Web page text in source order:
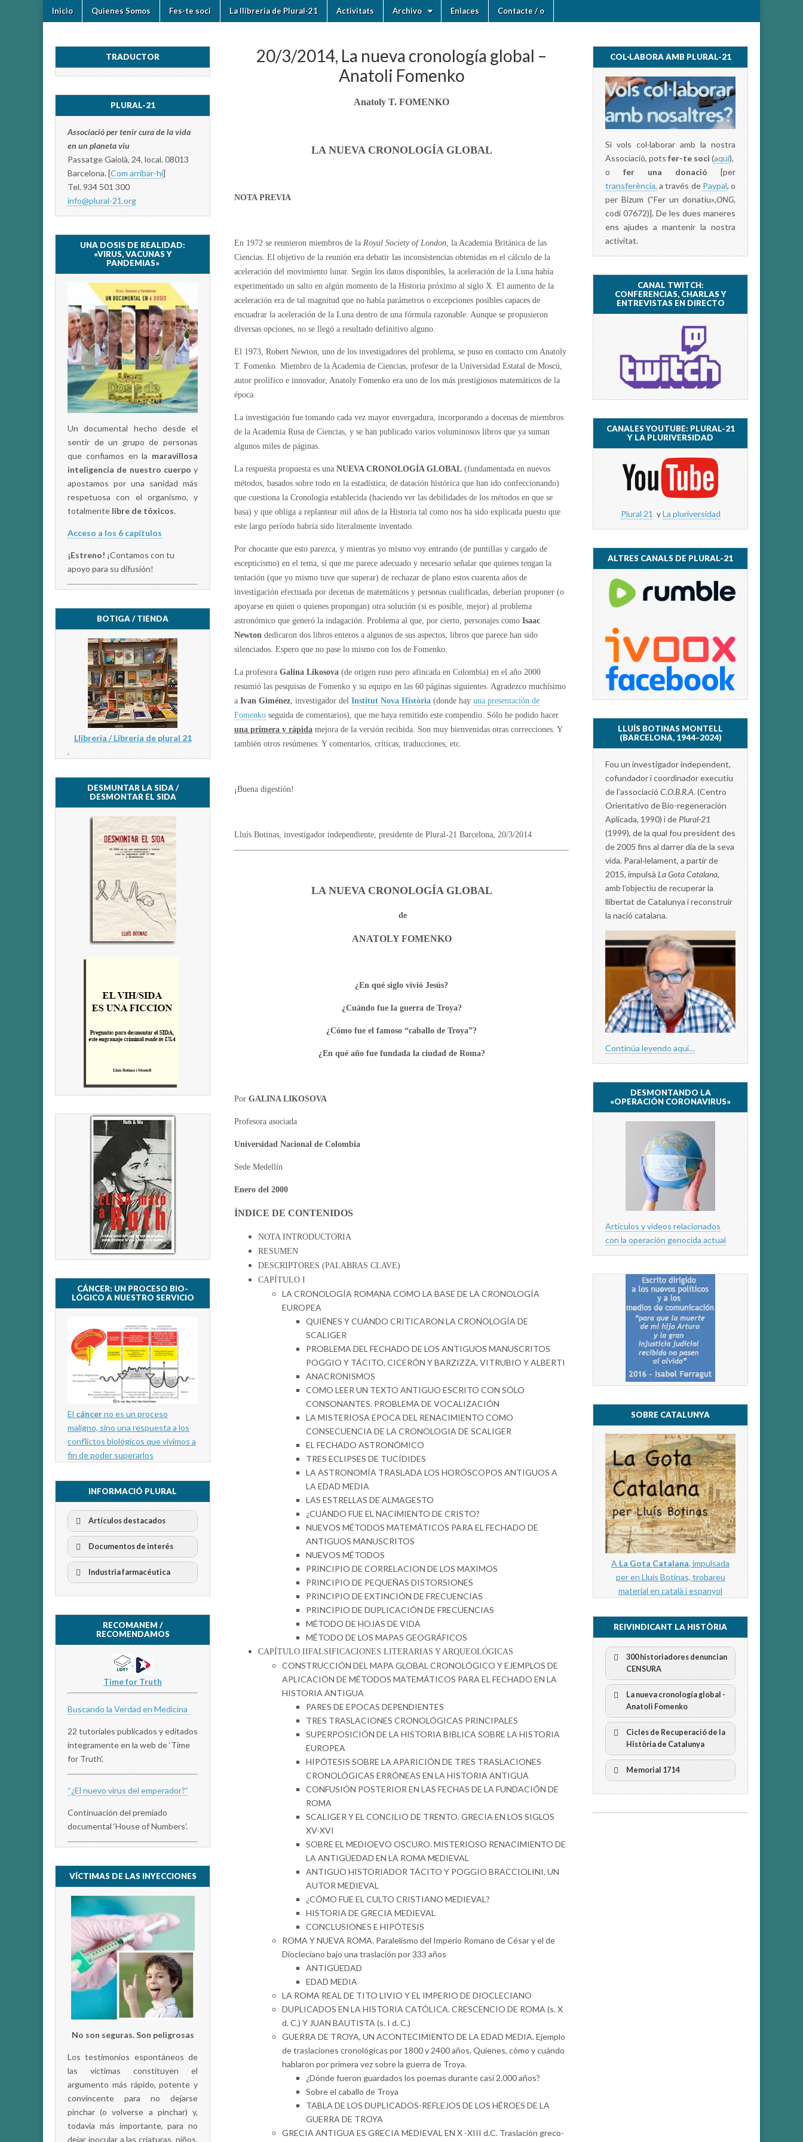
plural-
21.org
Main
menu
SkipInicio Quienes Somos Fes-te soci La llibreria de Plural-21 Activitats Archivo Enlaces Contacte / o
20/3/2014, La nueva cronología global –
Anatoli Fomenko
Anatoly T. FOMENKO
LA NUEVA CRONOLOGÍA GLOBAL
NOTA PREVIA
En 1972 se reunieron miembros de la Royal Society of London, la Academia Británica de las
Ciencias. El objetivo de la reunión era debatir las inconsistencias obtenidas en el cálculo de la
aceleración del movimiento lunar. Según los datos disponibles, la aceleración de la Luna había
experimentado un salto en algún momento de la Historia próximo al siglo X. El aumento de la
aceleración era de tal magnitud que no había parámetros o excepciones posibles capaces de
encuadrar la aceleración de la Luna dentro de una fórmula razonable. Aunque se propusieron
diversas opciones, no se llegó a resultado definitivo alguno.
El 1973, Robert Newton, uno de los investigadores del problema, se puso en contacto con Anatoly
T. Fomenko. Miembro de la Academia de Ciencias, profesor de la Universidad Estatal de Moscú,
autor prolífico e innovador, Anatoly Fomenko era uno de los más prestigiosos matemáticos de la
época.
La investigación fue tomando cada vez mayor envergadura, incorporando a docenas de miembros
de la Academia Rusa de Ciencias, y se han publicado varios voluminosos libros que ya suman
algunos miles de páginas.
La respuesta propuesta es una NUEVA CRONOLOGÍA GLOBAL (fundamentada en nuevos
métodos, basados sobre todo en la estadística, de datación histórica que han ido confeccionando)
que cuestiona la Cronología establecida (haciendo ver las debilidades de los métodos en que se
basa) y que obliga a replantear mil años de la Historia tal como nos ha sido explicada puesto que
este largo período habría sido literalmente inventado.
Por chocante que esto parezca, y mientras yo mismo voy entrando (de puntillas y cargado de
escepticismo) en el tema, sí que me parece adecuado y necesario señalar que quienes tengan la
tentación (que yo mismo tuve que superar) de rechazar de plano estos cuarenta años de
investigación efectuada por decenas de matemáticos y personas cualificadas, deberían proponer (o
apoyarse en quien o quienes propongan) otra solución (si es posible, mejor) al problema
astronómico que generó la indagación. Problema al que, por cierto, personajes como Isaac
Newton dedicaron dos libros enteros a algunos de sus aspectos, libros que parece han sido
silenciados. Espero que no pase lo mismo con los de Fomenko.
La profesora Galina Likosova (de origen ruso pero afincada en Colombia) en el año 2000
resumió las pesquisas de Fomenko y su equipo en las 60 páginas siguientes. Agradezco muchísimo
a Ivan Giménez, investigador del Institut Nova Història (donde hay una presentación de
Fomenko seguida de comentarios), que me haya remitido este compendio. Sólo he podido hacer
una primera y rápida mejora de la versión recibida. Son muy bienvenidas otras correcciones. Y
también otros resúmenes. Y comentarios, críticas, traducciones, etc.
¡Buena digestión!
Lluís Botinas, investigador independiente, presidente de Plural-21 Barcelona, 20/3/2014
LA NUEVA CRONOLOGÍA GLOBAL
de
ANATOLY FOMENKO
¿En qué siglo vivió Jesús?
¿Cuándo fue la guerra de Troya?
¿Cómo fue el famoso “caballo de Troya”?
¿En qué año fue fundada la ciudad de Roma?
Por GALINA LIKOSOVA
Profesora asociada
Universidad Nacional de Colombia
Sede Medellín
Enero del 2000
ÍNDICE DE CONTENIDOS
NOTA INTRODUCTORIA
RESUMEN
DESCRIPTORES (PALABRAS CLAVE)
CAPÍTULO I
LA CRONOLOGÍA ROMANA COMO LA BASE DE LA CRONOLOGÍA
EUROPEA
QUIÉNES Y CUÁNDO CRITICARON LA CRONOLOGÍA DE
SCALIGER
PROBLEMA DEL FECHADO DE LOS ANTIGUOS MANUSCRITOS
POGGIO Y TÁCITO, CICERÓN Y BARZIZZA, VITRUBIO Y ALBERTI
ANACRONISMOS
COMO LEER UN TEXTO ANTIGUO ESCRITO CON SÓLO
CONSONANTES. PROBLEMA DE VOCALIZACIÓN
LA MISTERIOSA EPOCA DEL RENACIMIENTO COMO
CONSECUENCIA DE LA CRONOLOGIA DE SCALIGER
EL FECHADO ASTRONÓMICO
TRES ECLIPSES DE TUCÍDIDES
LA ASTRONOMÍA TRASLADA LOS HORÓSCOPOS ANTIGUOS A
LA EDAD MEDIA
LAS ESTRELLAS DE ALMAGESTO
¿CUÁNDO FUE EL NACIMIENTO DE CRISTO?
NUEVOS MÉTODOS MATEMÁTICOS PARA EL FECHADO DE
ANTIGUOS MANUSCRITOS
NUEVOS MÉTODOS
PRINCIPIO DE CORRELACION DE LOS MAXIMOS
PRINCIPIO DE PEQUEÑAS DISTORSIONES
PRINCIPIO DE EXTINCIÓN DE FRECUENCIAS
PRINCIPIO DE DUPLICACIÓN DE FRECUENCIAS
MÉTODO DE HOJAS DE VIDA
MÉTODO DE LOS MAPAS GEOGRÁFICOS
CAPÍTULO IIFALSIFICACIONES LITERARIAS Y ARQUEOLÓGICAS
CONSTRUCCIÓN DEL MAPA GLOBAL CRONOLÓGICO Y EJEMPLOS DE
APLICACIÓN DE MÉTODOS MATEMÁTICOS PARA EL FECHADO EN LA
HISTORIA ANTIGUA
PARES DE EPOCAS DEPENDIENTES
TRES TRASLACIONES CRONOLÓGICAS PRINCIPALES
SUPERPOSICIÓN DE LA HISTORIA BIBLICA SOBRE LA HISTORIA
EUROPEA
HIPÓTESIS SOBRE LA APARICIÓN DE TRES TRASLACIONES
CRONOLÓGICAS ERRÓNEAS EN LA HISTORIA ANTIGUA
CONFUSIÓN POSTERIOR EN LAS FECHAS DE LA FUNDACIÓN DE
ROMA
SCALIGER Y EL CONCILIO DE TRENTO. GRECIA EN LOS SIGLOS
XV-XVI
SOBRE EL MEDIOEVO OSCURO. MISTERIOSO RENACIMIENTO DE
LA ANTIGÜEDAD EN LA ROMA MEDIEVAL
ANTIGUO HISTORIADOR TÁCITO Y POGGIO BRACCIOLINI, UN
AUTOR MEDIEVAL
¿CÓMO FUE EL CULTO CRISTIANO MEDIEVAL?
HISTORIA DE GRECIA MEDIEVAL
CONCLUSIONES E HIPÓTESIS
ROMA Y NUEVA ROMA. Paralelismo del Imperio Romano de César y el de
Diocleciano bajo una traslación por 333 años
ANTIGÜEDAD
EDAD MEDIA
LA ROMA REAL DE TITO LIVIO Y EL IMPERIO DE DIOCLECIANO
DUPLICADOS EN LA HISTORIA CATÓLICA. CRESCENCIO DE ROMA (s. X
d. C.) Y JUAN BAUTISTA (s. I d. C.)
GUERRA DE TROYA, UN ACONTECIMIENTO DE LA EDAD MEDIA. Ejemplo
de traslaciones cronológicas por 1800 y 2400 años. Quienes, cómo y cuándo
hablaron por primera vez sobre la guerra de Troya.
¿Dónde fueron guardados los poemas durante casi 2.000 años?
Sobre el caballo de Troya
TABLA DE LOS DUPLICADOS-REFLEJOS DE LOS HÉROES DE LA
GUERRA DE TROYA
GRECIA ANTIGUA ES GRECIA MEDIEVAL EN X -XIII d.C. Traslación greco-
TRADUCTOR
PLURAL-21
Associació per tenir cura de la vida
en un planeta viu
Passatge Gaiolà, 24, local. 08013
Barcelona. [Com arribar-hi]
Tel. 934 501 300
info@plural-21.org
UNA DOSIS DE REALIDAD:
«VIRUS, VACUNAS Y
PANDEMIAS»
Un documental hecho desde el
sentir de un grupo de personas
que confiamos en la maravillosa
inteligencia de nuestro cuerpo y
apostamos por una sanidad más
respetuosa con el organismo, y
totalmente libre de tóxicos.
Acceso a los 6 capítulos
¡Estreno! ¡Contamos con tu
apoyo para su difusión!
BOTIGA / TIENDA
Llibreria / Librería de plural 21
.
DESMUNTAR LA SIDA /
DESMONTAR EL SIDA
CÁNCER: UN PROCESO BIO-
LÓGICO A NUESTRO SERVICIO
El cáncerno es un proceso
maligno, sino una respuesta a los
conflictos biológicos que vivimos a
fin de poder superarlos
INFORMACIÓ PLURAL
Artículos destacados
Documentos de interés
Industria farmacéutica
RECOMANEM /
RECOMENDAMOS
Time for Truth
Buscando la Verdad en Medicina
22 tutoriales publicados y editados
íntegramente en la web de ‘Time
for Truth’.
“¿El nuevo virus del emperador?”
Continuación del premiado
documental ‘House of Numbers’.
VÍCTIMAS DE LAS INYECCIONES
No son seguras. Son peligrosas
Los testimonios espontáneos de
las víctimas constituyen el
argumento más rápido, potente y
convincente para no dejarse
pinchar (o volverse a pinchar) y,
todavía más importante, para no
dejar inocular a las criaturas, niños,
COL·LABORA AMB PLURAL-21
Si vols col·laborar amb la nostra
Associació, pots fer-te soci (aquí),
o fer una donació [per
transferència, a través de Paypal, o
per Bizum (“Fer un donatiu»,ONG,
codi 07672)]. De les dues maneres
ens ajudes a mantenir la nostra
activitat.
CANAL TWITCH:
CONFERENCIAS, CHARLAS Y
ENTREVISTAS EN DIRECTO
CANALES YOUTUBE: PLURAL-21
Y LA PLURIVERSIDAD
Plural 21 yLa pluriversidad
ALTRES CANALS DE PLURAL-21
LLUÍS BOTINAS MONTELL
(BARCELONA, 1944–2024)
Fou un investigador independent,
cofundador i coordinador executiu
de l’associació C.O.B.R.A. (Centro
Orientativo de Bio-regeneración
Aplicada, 1990) i dePlural-21
(1999), de la qual fou president des
de 2005 fins al darrer dia de la seva
vida. Paral·lelament, a partir de
2015, impulsà La Gota Catalana,
amb l’objectiu de recuperar la
llibertat de Catalunya i reconstruir
la nació catalana.
Continúa leyendo aquí…
DESMONTANDO LA
«OPERACIÓN CORONAVIRUS»
Artículos y videos relacionados
con la operación genocida actual
SOBRE CATALUNYA
A La Gota Catalana, impulsada
per en Lluís Botinas, trobareu
material en català i espanyol
REIVINDICANT LA HISTÒRIA
300 historiadores denuncian
CENSURA
300 Historiadors denuncien al
“Gobierno Español” per la censura
La nueva cronología global -
Anatoli Fomenko
Cicles de Recuperació de la
Història de Catalunya
I Cicle Història i Censura
II Cicle Història i Censura
Memorial 1714